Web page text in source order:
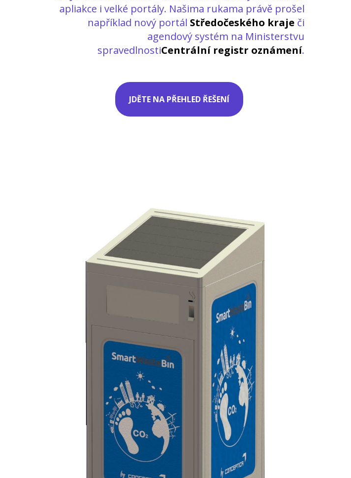
apliakce i velké portály. Našima rukama právě prošel
například nový portál Středočeského kraje či
agendový systém na Ministerstvu
spravedlnostiCentrální registr oznámení.
JDĚTE NA PŘEHLED ŘEŠENÍ